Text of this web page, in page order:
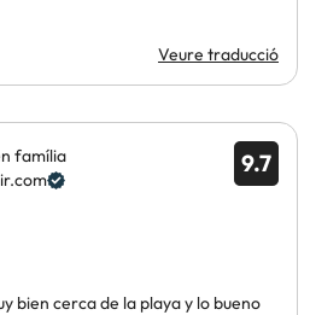
Veure traducció
9.7
família
bien cerca de la playa y lo bueno